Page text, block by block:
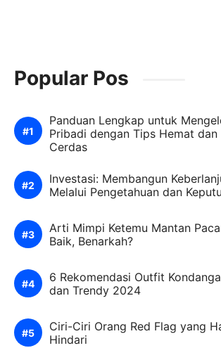
Popular Pos
Panduan Lengkap untuk
Pribadi dengan Tips Hemat dan
Cerdas
Investasi: Membangun
Melalui Pengetahuan dan
Arti Mimpi Ketemu Mantan
Baik, Benarkah?
6 Rekomendasi Outfit
dan Trendy 2024
Ciri-Ciri Orang Red Flag yang
Hindari